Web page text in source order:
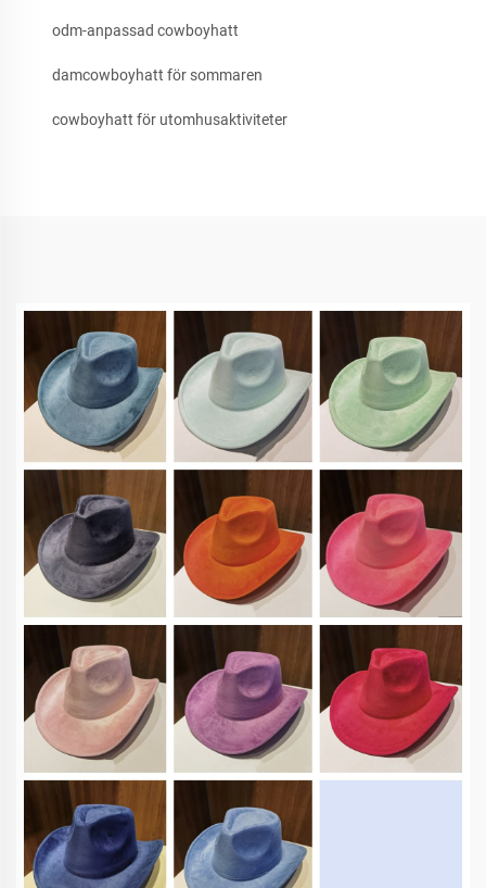
odm-anpassad cowboyhatt
damcowboyhatt för sommaren
cowboyhatt för utomhusaktiviteter